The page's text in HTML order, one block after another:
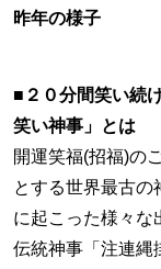
昨年の様子
■２０分間笑い続
笑い神事」とは
開運笑福(招福)の
とする世界最古の
に起こった様々な
伝統神事「注連縄